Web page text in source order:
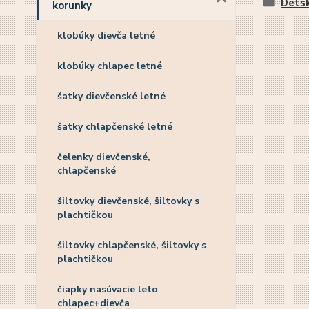
korunky
klobúky dievča letné
klobúky chlapec letné
šatky dievčenské letné
šatky chlapčenské letné
čelenky dievčenské,
chlapčenské
šiltovky dievčenské, šiltovky s
plachtičkou
šiltovky chlapčenské, šiltovky s
plachtičkou
čiapky nasúvacie leto
chlapec+dievča